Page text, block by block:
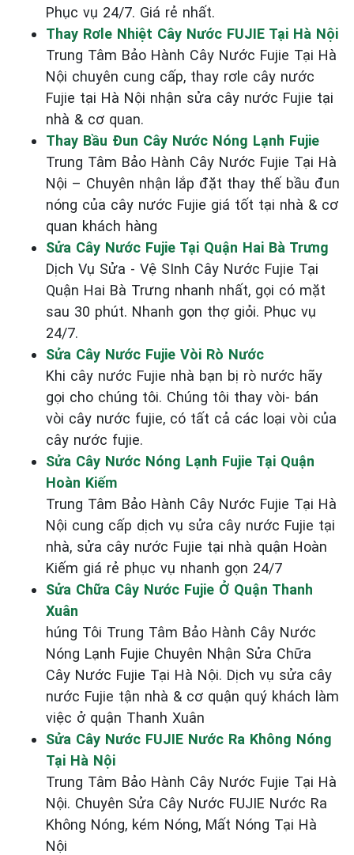
Phục vụ 24/7. Giá rẻ nhất.
Thay Rơle Nhiệt Cây Nước FUJIE Tại Hà Nội
Trung Tâm Bảo Hành Cây Nước Fujie Tại Hà
Nội chuyên cung cấp, thay rơle cây nước
Fujie tại Hà Nội nhận sửa cây nước Fujie tại
nhà & cơ quan.
Thay Bầu Đun Cây Nước Nóng Lạnh Fujie
Trung Tâm Bảo Hành Cây Nước Fujie Tại Hà
Nội – Chuyên nhận lắp đặt thay thế bầu đun
nóng của cây nước Fujie giá tốt tại nhà & cơ
quan khách hàng
Sửa Cây Nước Fujie Tại Quận Hai Bà Trưng
Dịch Vụ Sửa - Vệ SInh Cây Nước Fujie Tại
Quận Hai Bà Trưng nhanh nhất, gọi có mặt
sau 30 phút. Nhanh gọn thợ giỏi. Phục vụ
24/7.
Sửa Cây Nước Fujie Vòi Rò Nước
Khi cây nước Fujie nhà bạn bị rò nước hãy
gọi cho chúng tôi. Chúng tôi thay vòi- bán
vòi cây nước fujie, có tất cả các loại vòi của
cây nước fujie.
Sửa Cây Nước Nóng Lạnh Fujie Tại Quận
Hoàn Kiếm
Trung Tâm Bảo Hành Cây Nước Fujie Tại Hà
Nội cung cấp dịch vụ sửa cây nước Fujie tại
nhà, sửa cây nước Fujie tại nhà quận Hoàn
Kiếm giá rẻ phục vụ nhanh gọn 24/7
Sửa Chữa Cây Nước Fujie Ở Quận Thanh
Xuân
húng Tôi Trung Tâm Bảo Hành Cây Nước
Nóng Lạnh Fujie Chuyên Nhận Sửa Chữa
Cây Nước Fujie Tại Hà Nội. Dịch vụ sửa cây
nước Fujie tận nhà & cơ quận quý khách làm
việc ở quận Thanh Xuân
Sửa Cây Nước FUJIE Nước Ra Không Nóng
Tại Hà Nội
Trung Tâm Bảo Hành Cây Nước Fujie Tại Hà
Nội. Chuyên Sửa Cây Nước FUJIE Nước Ra
Không Nóng, kém Nóng, Mất Nóng Tại Hà
Nội